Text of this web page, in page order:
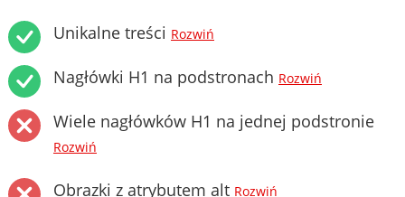
Unikalne treści Rozwiń
Nagłówki H1 na podstronach Rozwiń
Wiele nagłówków H1 na jednej podstronie
Rozwiń
Obrazki z atrybutem alt Rozwiń